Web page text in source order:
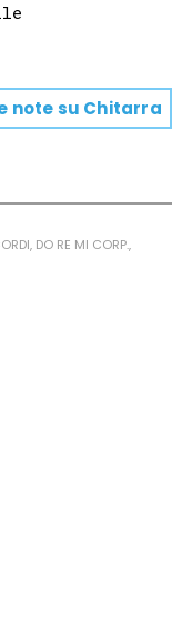
note su Chitarra
DO RE MI CORP.,